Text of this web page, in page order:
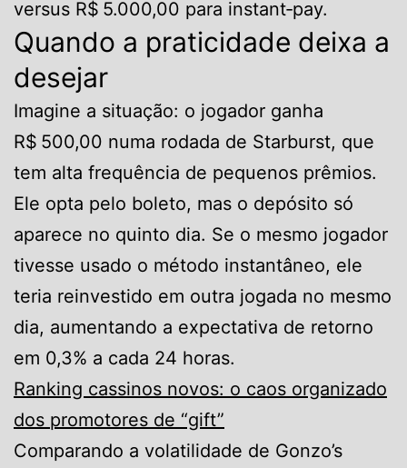
versus R$ 5.000,00 para instant‑pay.
Quando a praticidade deixa a
desejar
Imagine a situação: o jogador ganha
R$ 500,00 numa rodada de Starburst, que
tem alta frequência de pequenos prêmios.
Ele opta pelo boleto, mas o depósito só
aparece no quinto dia. Se o mesmo jogador
tivesse usado o método instantâneo, ele
teria reinvestido em outra jogada no mesmo
dia, aumentando a expectativa de retorno
em 0,3% a cada 24 horas.
Ranking cassinos novos: o caos organizado
dos promotores de “gift”
Comparando a volatilidade de Gonzo’s